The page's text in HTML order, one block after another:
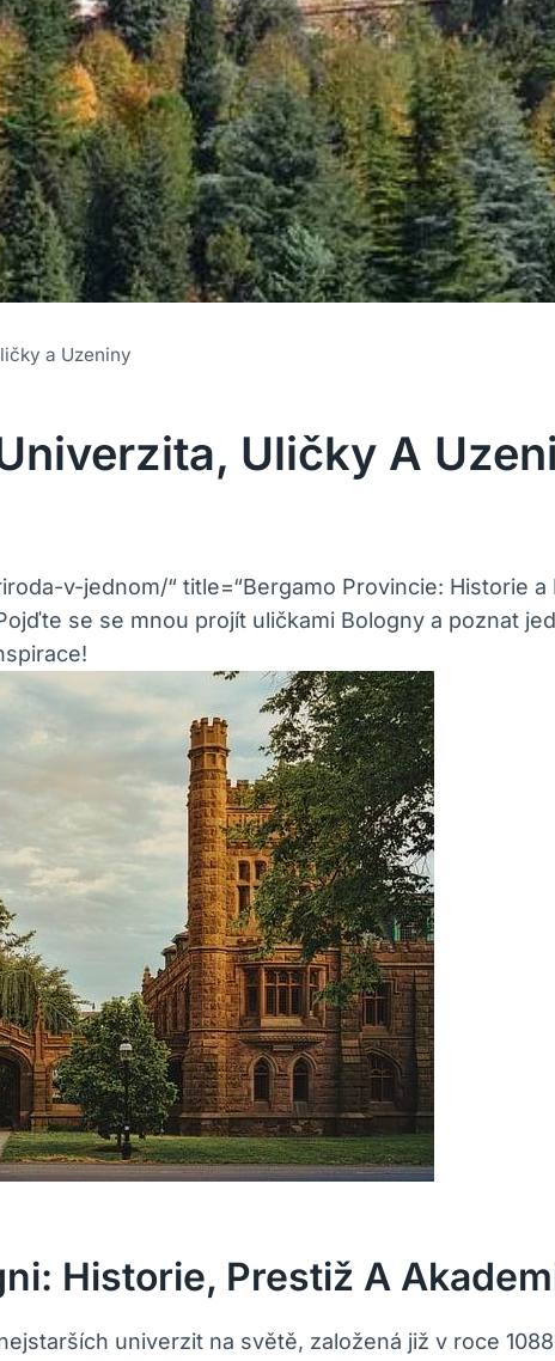
a Uzeniny
Uličky A
v-jednom/“ title=“Bergamo Provincie: Historie
se se mnou projít uličkami Bologny a poznat
Historie, Prestiž A
univerzit na světě, založená již v roce